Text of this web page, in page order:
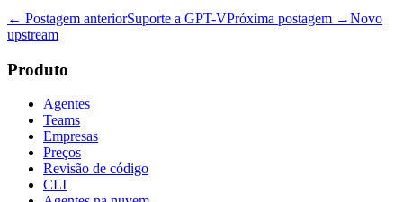
← Postagem anteriorSuporte a GPT-VPróxima postagem →Novo
upstream
Produto
Agentes
Teams
Empresas
Preços
Revisão de código
CLI